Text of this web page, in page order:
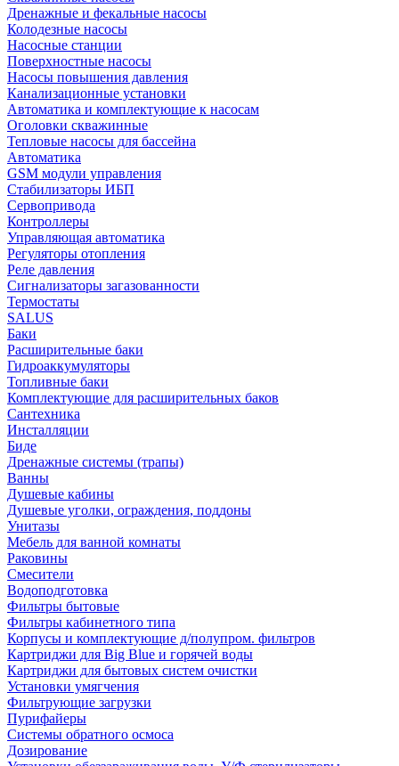
Дренажные и фекальные насосы
Колодезные насосы
Насосные станции
Поверхностные насосы
Насосы повышения давления
Канализационные установки
Автоматика и комплектующие к насосам
Оголовки скважинные
Тепловые насосы для бассейна
Автоматика
GSM модули управления
Стабилизаторы ИБП
Сервопривода
Контроллеры
Управляющая автоматика
Регуляторы отопления
Реле давления
Сигнализаторы загазованности
Термостаты
SALUS
Баки
Расширительные баки
Гидроаккумуляторы
Топливные баки
Комплектующие для расширительных баков
Сантехника
Инсталляции
Биде
Дренажные системы (трапы)
Ванны
Душевые кабины
Душевые уголки, ограждения, поддоны
Унитазы
Мебель для ванной комнаты
Раковины
Смесители
Водоподготовка
Фильтры бытовые
Фильтры кабинетного типа
Корпусы и комплектующие д/полупром. фильтров
Картриджи для Big Blue и горячей воды
Картриджи для бытовых систем очистки
Установки умягчения
Фильтрующие загрузки
Пурифайеры
Системы обратного осмоса
Дозирование